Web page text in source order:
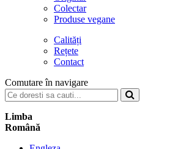
Colectar
Produse vegane
Calități
Rețete
Contact
Comutare în navigare
Limba
Română